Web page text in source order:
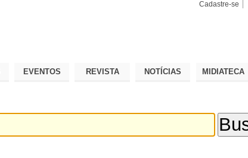
Cadastre-se
EVENTOS REVISTA NOTÍCIAS MIDIATECA